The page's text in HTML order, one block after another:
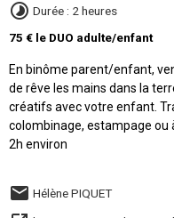
Durée : 2 heures
75 € le DUO adulte/enfant
En binôme parent/enfant,
de rêve les mains dans la
créatifs avec votre enfant.
colombinage, estampage ou
2h environ
Hélène PIQUET